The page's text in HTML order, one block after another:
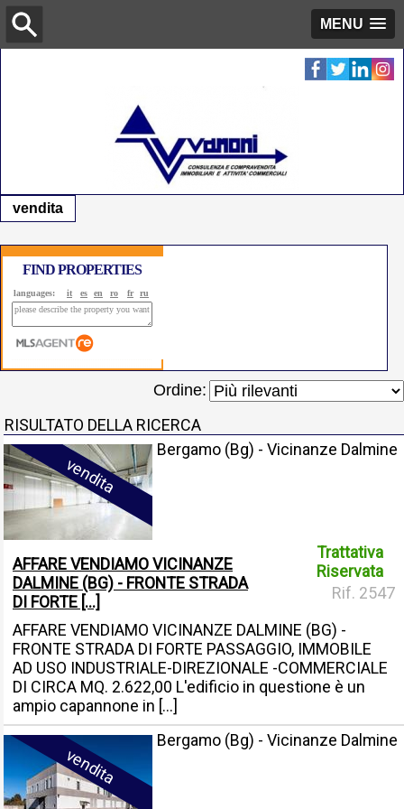
MENU
vendita
FIND PROPERTIES
languages: it es en ro fr ru
Ordine:
RISULTATO DELLA RICERCA
vendita
Trattativa
Riservata
Rif. 2547
AFFARE VENDIAMO VICINANZE
DALMINE (BG) - FRONTE STRADA
DI FORTE [...]
Bergamo (Bg) - Vicinanze Dalmine
AFFARE VENDIAMO VICINANZE DALMINE (BG) -
FRONTE STRADA DI FORTE PASSAGGIO, IMMOBILE
AD USO INDUSTRIALE-DIREZIONALE -COMMERCIALE
DI CIRCA MQ. 2.622,00 L'edificio in questione è un
ampio capannone in [...]
vendita
Bergamo (Bg) - Vicinanze Dalmine